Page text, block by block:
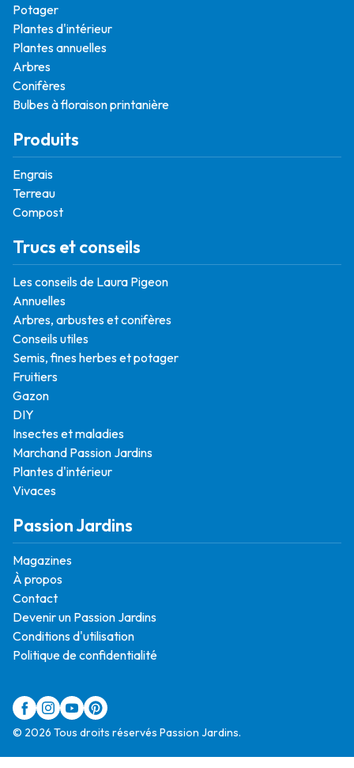
Potager
Plantes d'intérieur
Plantes annuelles
Arbres
Conifères
Bulbes à floraison printanière
Produits
Engrais
Terreau
Compost
Trucs et conseils
Les conseils de Laura Pigeon
Annuelles
Arbres, arbustes et conifères
Conseils utiles
Semis, fines herbes et potager
Fruitiers
Gazon
DIY
Insectes et maladies
Marchand Passion Jardins
Plantes d'intérieur
Vivaces
Passion Jardins
Magazines
À propos
Contact
Devenir un Passion Jardins
Conditions d'utilisation
Politique de confidentialité
© 2026 Tous droits réservés Passion Jardins.